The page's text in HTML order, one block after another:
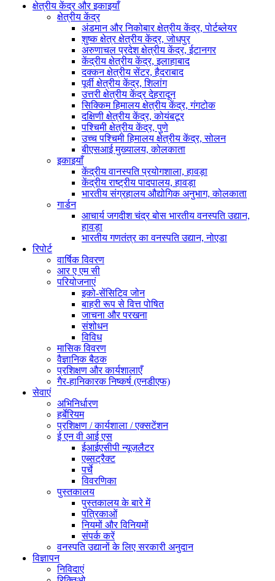
क्षेत्रीय केंद्र और इकाइयाँ
क्षेत्रीय केंद्र
अंडमान और निकोबार क्षेत्रीय केंद्र, पोर्टब्लेयर
शुष्क क्षेत्र क्षेत्रीय केंद्र, जोधपुर
अरुणाचल प्रदेश क्षेत्रीय केंद्र, ईटानगर
केंद्रीय क्षेत्रीय केंद्र, इलाहाबाद
दक्कन क्षेत्रीय सेंटर, हैदराबाद
पूर्वी क्षेत्रीय केंद्र, शिलांग
उत्तरी क्षेत्रीय केंद्र देहरादून
सिक्किम हिमालय क्षेत्रीय केंद्र, गंगटोक
दक्षिणी क्षेत्रीय केंद्र, कोयंबटूर
पश्चिमी क्षेत्रीय केंद्र, पुणे
उच्च पश्चिमी हिमालय क्षेत्रीय केंद्र, सोलन
बीएसआई मुख्यालय, कोलकाता
इकाइयाँ
केंद्रीय वानस्पति प्रयोगशाला, हावड़ा
केंद्रीय राष्ट्रीय पादपालय, हावड़ा
भारतीय संग्रहालय औद्योगिक अनुभाग, कोलकाता
गार्डन
आचार्य जगदीश चंद्र बोस भारतीय वनस्पति उद्यान,
हावड़ा
भारतीय गणतंत्र का वनस्पति उद्यान, नोएडा
रिपोर्ट
वार्षिक विवरण
आर ए एम सी
परियोजनाएं
इको-सेंसिटिव जोन
बाहरी रूप से वित्त पोषित
जाचना और परखना
संशोधन
विविध
मासिक विवरण
वैज्ञानिक बैठक
प्रशिक्षण और कार्यशालाएँ
गैर-हानिकारक निष्कर्ष (एनडीएफ)
सेवाएं
अभिनिर्धारण
हर्बेरियम
प्रशिक्षण / कार्यशाला / एक्सटेंशन
ई एन वी आई एस
ईआईएसीपी न्यूज़लैटर
एब्सट्रैक्ट
पर्चे
विवरणिका
पुस्तकालय
पुस्तकालय के बारे में
पत्रिकाओं
नियमों और विनियमों
संपर्क करें
वनस्पति उद्यानों के लिए सरकारी अनुदान
विज्ञापन
निविदाएं